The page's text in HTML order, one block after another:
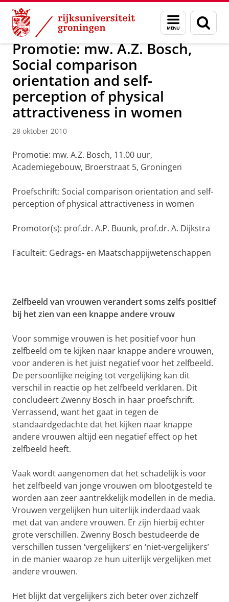
Skip
Content
Skip
Navigation
Menu
en
zoeken
Over ons Actueel Nieuws Nieuwsberichten
Promotie: mw. A.Z. Bosch,
Social comparison
orientation and self-
perception of physical
attractiveness in women
28 oktober 2010
Promotie: mw. A.Z. Bosch, 11.00 uur,
Academiegebouw, Broerstraat 5, Groningen
Proefschrift: Social comparison orientation and self-
perception of physical attractiveness in women
Promotor(s): prof.dr. A.P. Buunk, prof.dr. A. Dijkstra
Faculteit: Gedrags- en Maatschappijwetenschappen
Zelfbeeld van vrouwen verandert soms zelfs positief
bij het zien van een knappe andere vrouw
Voor sommige vrouwen is het positief voor hun
zelfbeeld om te kijken naar knappe andere vrouwen,
voor anderen is het juist negatief voor het zelfbeeld.
De persoonlijke neiging tot vergelijking kan dit
verschil in reactie op het zelfbeeld verklaren. Dit
concludeert Zwenny Bosch in haar proefschrift.
Verrassend, want het gaat in tegen de
standaardgedachte dat het kijken naar knappe
andere vrouwen altijd een negatief effect op het
zelfbeeld heeft.
Vaak wordt aangenomen dat het schadelijk is voor
het zelfbeeld van jonge vrouwen om blootgesteld te
worden aan zeer aantrekkelijk modellen in de media.
Vrouwen vergelijken hun uiterlijk inderdaad vaak
met dat van andere vrouwen. Er zijn hierbij echter
grote verschillen. Zwenny Bosch bestudeerde de
verschillen tussen ‘vergelijkers’ en ‘niet-vergelijkers’
in de manier waarop ze hun uiterlijk vergelijken met
andere vrouwen.
Het blijkt dat vergelijkers zich beter over zichzelf